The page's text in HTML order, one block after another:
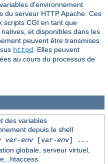
d'environnement
du serveur HTTP Apache. Ces
scripts CGI en tant que
et disponibles dans les
peuvent être transmises
httpd
. Elles peuvent
au cours du processus de
des variables
depuis le shell
var-env[var-env] ...
globale, serveur virtuel,
.htaccess